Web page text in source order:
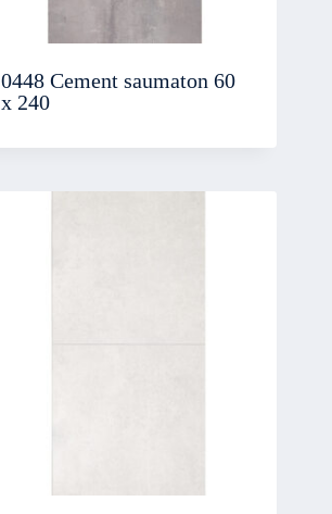
0448 Cement saumaton 60
x 240